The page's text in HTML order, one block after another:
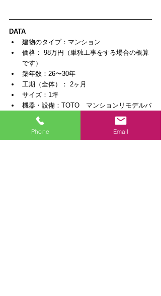
DATA
建物のタイプ：マンション
価格： 98万円（単独工事をする場合の概算
です）
築年数：26〜30年
工期（全体）： 2ヶ月
サイズ：1坪
機器・設備：TOTO　マンションリモデルバ
スルーム
施工地：神奈川県 相模原市南区
Phone Email